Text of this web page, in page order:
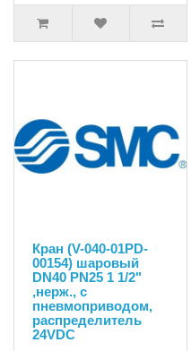
Кран (V-040-01PD-
00154) шаровый
DN40 PN25 1 1/2"
,нерж., c
пневмоприводом,
распределитель
24VDC